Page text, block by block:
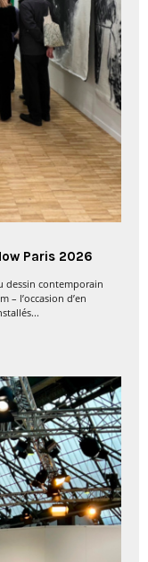
Paris 2026
dessin contemporain
l’occasion d’en